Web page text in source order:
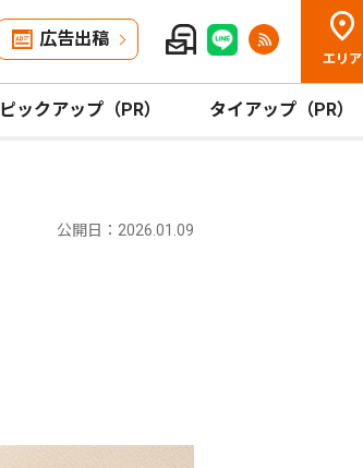
広告出稿
エリア
ピックアップ（PR） タイアップ（PR）
公開日：2026.01.09